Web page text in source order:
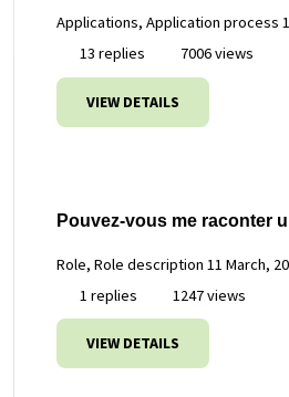
Applications, Application process
13 replies
7006 views
VIEW DETAILS
Pouvez-vous me raconter
Role, Role description 11 March,
1 replies
1247 views
VIEW DETAILS